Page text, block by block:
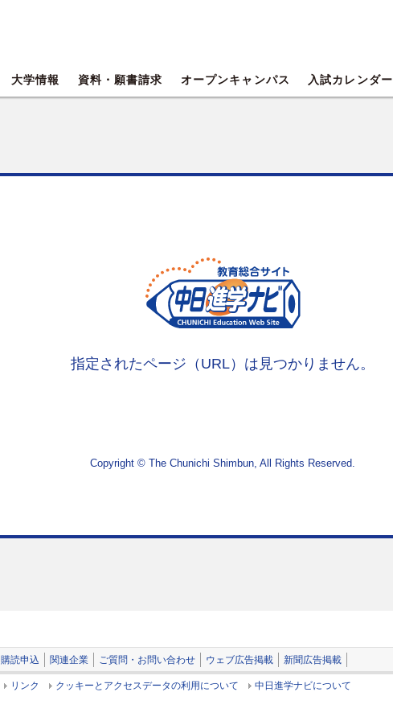
大学情報 資料・願書請求 オープンキャンパス 入試カレンダー
指定されたページ（URL）は見つかりません。
Copyright © The Chunichi Shimbun, All Rights Reserved.
購読申込 関連企業 ご質問・お問い合わせ ウェブ広告掲載 新聞広告掲載
リンク クッキーとアクセスデータの利用について 中日進学ナビについて